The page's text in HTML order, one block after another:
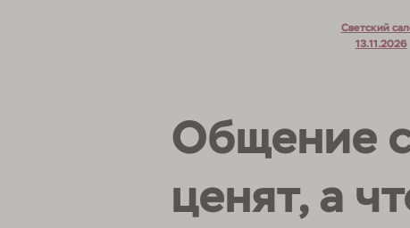
Светский
13.11.2026
Общение
ценят, а